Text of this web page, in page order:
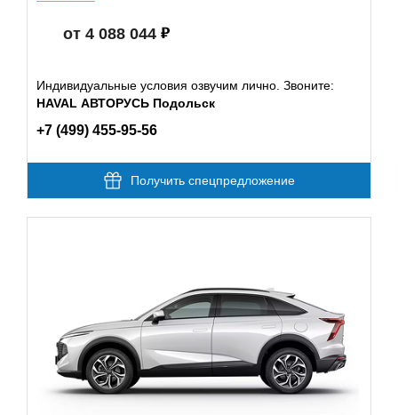
от 4 088 044
Индивидуальные условия озвучим лично. Звоните:
HAVAL АВТОРУСЬ Подольск
+7 (499) 455-95-56
Получить спецпредложение